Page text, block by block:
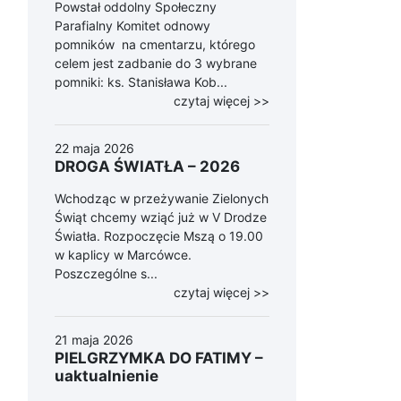
Powstał oddolny Społeczny
Parafialny Komitet odnowy
pomników na cmentarzu, którego
celem jest zadbanie do 3 wybrane
pomniki: ks. Stanisława Kob...
czytaj więcej >>
22 maja 2026
DROGA ŚWIATŁA – 2026
Wchodząc w przeżywanie Zielonych
Świąt chcemy wziąć już w V Drodze
Światła. Rozpoczęcie Mszą o 19.00
w kaplicy w Marcówce.
Poszczególne s...
czytaj więcej >>
21 maja 2026
PIELGRZYMKA DO FATIMY –
uaktualnienie